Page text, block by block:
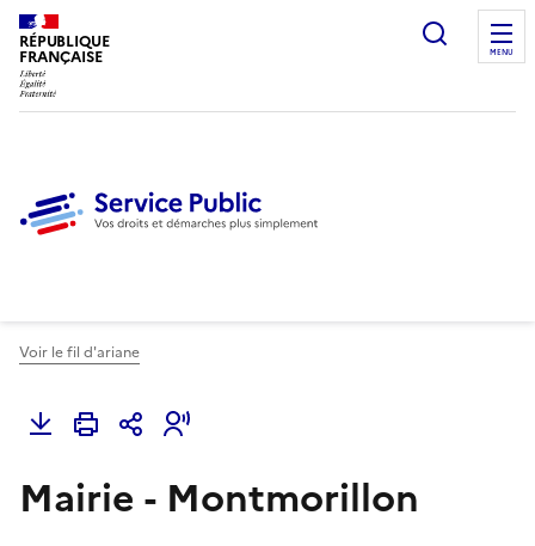
RÉPUBLIQUE
FRANÇAISE
Ouvrir
MENU
Voir le fil d'ariane
Mairie - Montmorillon